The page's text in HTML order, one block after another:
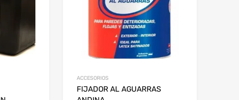
ACCESORIOS
FIJADOR AL AGUARRAS